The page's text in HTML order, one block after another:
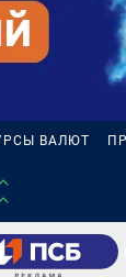
ВАЛЮТ